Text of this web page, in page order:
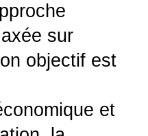
sur
objectif est
et